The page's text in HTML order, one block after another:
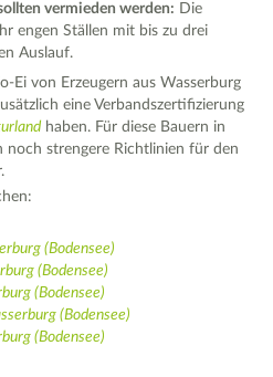
vermieden werden: Die
engen Ställen mit bis zu drei
Auslauf.
Ei von Erzeugern aus Wasserburg
eine Verbandszertifizierung
haben. Für diese Bauern in
noch strengere Richtlinien für den
(Bodensee)
(Bodensee)
(Bodensee)
(Bodensee)
(Bodensee)